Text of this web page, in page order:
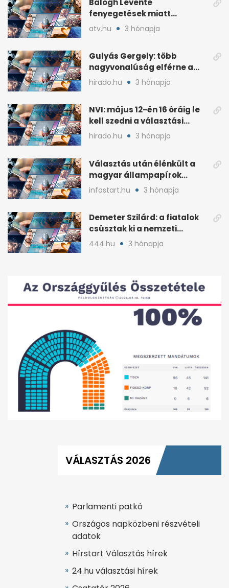
fenyegetések miatt
lemondta erdélyi előadás-
atv.hu 3 hónapja
Gulyás Gergely: több
nagyvonalúság elférne a
kétharmados győztesekben
hirado.hu 3 hónapja
NVI: május 12-én 16 óráig le
kell szedni a választási
plakátokat
hirado.hu 3 hónapja
Választás után élénkült a
magyar állampapírok
lakossági értékesítése
infostart.hu 3 hónapja
Demeter Szilárd: a fiatalok
csúsztak ki a nemzeti
kultúrából
444.hu 3 hónapja
VÁLASZTÁS 2026
Parlamenti patkó
Országos napközbeni részvételi
adatok
Hírstart Választás hírek
24.hu választási hírek